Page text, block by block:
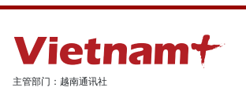
主管部门：越南通讯社